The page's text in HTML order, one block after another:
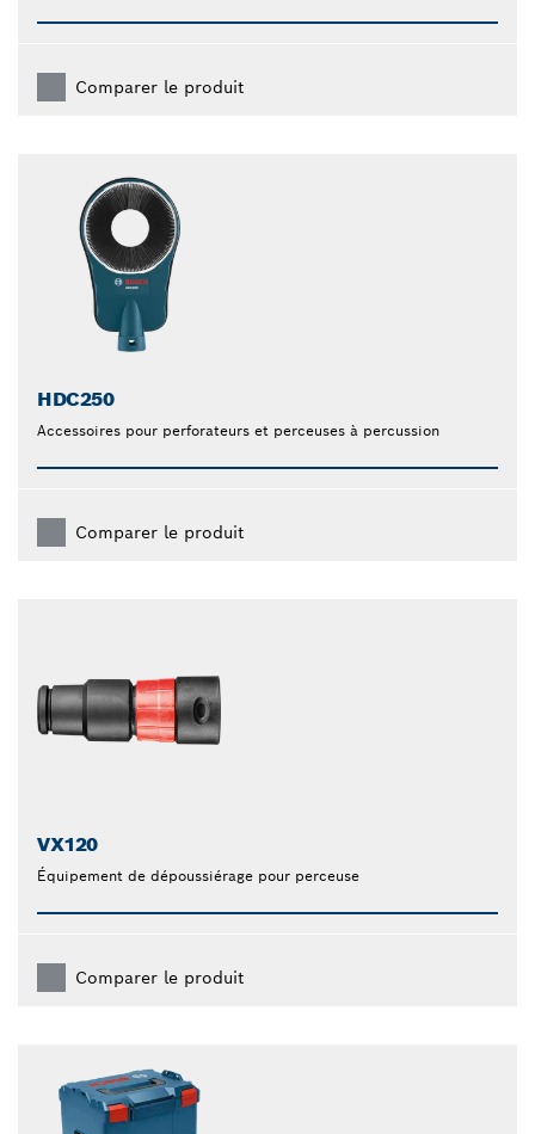
Comparer le produit
HDC250
Accessoires pour perforateurs et perceuses à percussion
Comparer le produit
VX120
Équipement de dépoussiérage pour perceuse
Comparer le produit